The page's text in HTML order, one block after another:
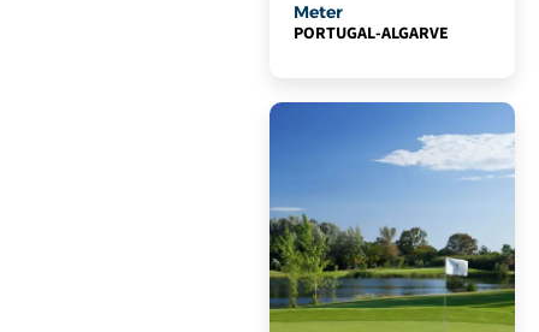
Meter
PORTUGAL-ALGARVE